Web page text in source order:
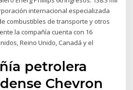
internacional especializada
combustibles de transporte y otros
la compañía cuenta con 16
Reino Unido, Canadá y el
petrolera
Chevron